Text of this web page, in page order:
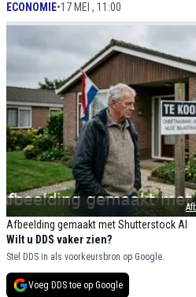
Afbeelding gemaakt met Shutterstock AI
ECONOMIE•17 MEI , 11:00
Wilt u DDS vaker zien?
Stel DDS in als voorkeursbron op Google.
Voeg DDS toe op Google